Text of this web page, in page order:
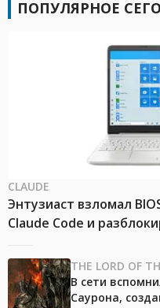
ПОПУЛЯРНОЕ
CLAUDE
Энтузиаст взломал
Claude Code и
THE LORD OF
В сети
Саурона,